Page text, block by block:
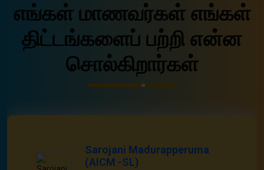
எங்கள் மாணவர்கள் எங்கள்
திட்டங்களைப் பற்றி என்ன
சொல்கிறார்கள்
Sarojani Madurapperuma
(AICM -SL)